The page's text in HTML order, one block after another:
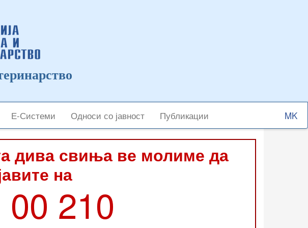
Е-Системи Односи со јавност Публикации
Select
your
дива свиња ве молиме да
на
210